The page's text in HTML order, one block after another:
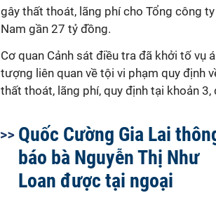
gây thất thoát, lãng phí cho Tổng công
Nam gần 27 tỷ đồng.
Cơ quan Cảnh sát điều tra đã khởi tố vụ
tượng liên quan về tội vi phạm quy định
thất thoát, lãng phí, quy định tại khoản
Quốc Cường Gia Lai
báo bà Nguyễn Thị Như
Loan được tại ngoại